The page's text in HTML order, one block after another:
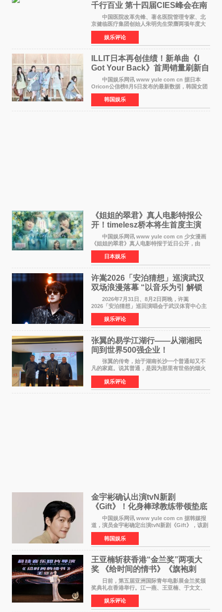
千行百业 第十四届CIES峰会在南
京盛大召开
中国医院改革先锋、著名医院管理专家、北
京健临医疗集团创始人朱明先生荣膺两项年度大
奖 2026年7月31日，盛夏金陵，长江之畔，
以重落地·真务实·强链接为主题的2026&lsquo;人
工智能+&rsquo
娱乐评论
ILLIT日本再创佳绩！新单曲《I
Got Your Back》首周销量刷新自
身纪录
中国娱乐网讯 www yule com cn 据日本
Oricon公信榜8月5日发布的最新数据，韩国女团
ILLIT在日本发行的第二张单曲《I Got Your
Back》首周销量达到71,009张，成功跻身最新一
期周单曲排行
韩国娱乐
《姐姐的翠君》真人电影特报公
开！timelesz桥本将生首度主演
12月4日上映
中国娱乐网讯 www yule com cn 少女漫画
《姐姐的翠君》真人电影特报于近日公开，由
timelesz成员桥本将生担任主演，这也是他首次
担任电影主演，引发高度关注。 女高中生咲
苗翠（中岛瑠菜
日本娱乐
许嵩2026「安泊猜想」巡演武汉
双场浪漫落幕 “以音乐为引 解锁
江城记忆”
2026年7月31日、8月2日两晚，许嵩
2026「安泊猜想」巡回演唱会于武汉体育中心主
体育场盛大开唱。许嵩与数万歌迷在此相聚，从
浪漫惬意的舞台设计到充满诚意与惊喜的现场互
动，共同开启了一场关于
娱乐评论
张翼的易学江湖行——从湖湘民
间到世界500强企业！
张翼的传奇，始于湖南长沙一个普通却又不
凡的家庭。说其普通，是因为那里有世俗的烟火
气；说其不凡，是因为家中有一位洞悉天地玄机
的长者——他的爷爷。作为当地的风水师，爷爷
是张翼走进易学
娱乐评论
金宇彬确认出演tvN新剧
《Gift》！化身棒球教练带领垫底
球队逆袭
中国娱乐网讯 www yule com cn 据韩媒报
道，演员金宇彬确定出演tvN新剧《Gift》，该剧
预计将于下半年播出，引发观众高度期待。
本剧改编自同名网络漫画，讲述一位经历意外事
故后获得特殊
韩国娱乐
王亚楠斩获香港“金兰奖”两项大
奖 《给时间的情书》《旗袍刺
客》双双获肯定
日前，第五届亚洲国际青年电影展金兰奖颁
奖典礼在香港举行。江一燕、王亚楠、于文文、
李东学等知名演员出席活动。著名演员、导演王
亚楠凭借音乐故事片《给时间的情书》和院线电
影《旗袍刺客》
娱乐评论